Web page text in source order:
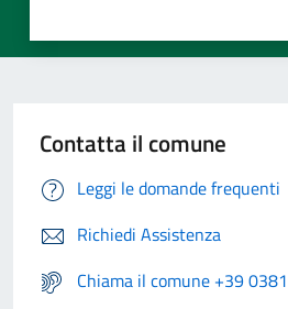
Contatta il comune
Leggi le domande frequenti
Richiedi Assistenza
Chiama il comune +39